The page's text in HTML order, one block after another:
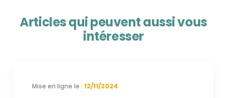
Articles qui peuvent aussi vous
intéresser
12/11/2024